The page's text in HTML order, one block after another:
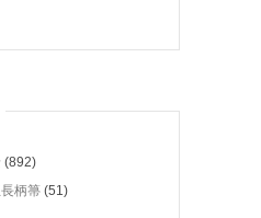
(892)
柄箒 (51)